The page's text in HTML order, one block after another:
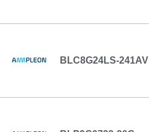
BLC8G24LS-241AV